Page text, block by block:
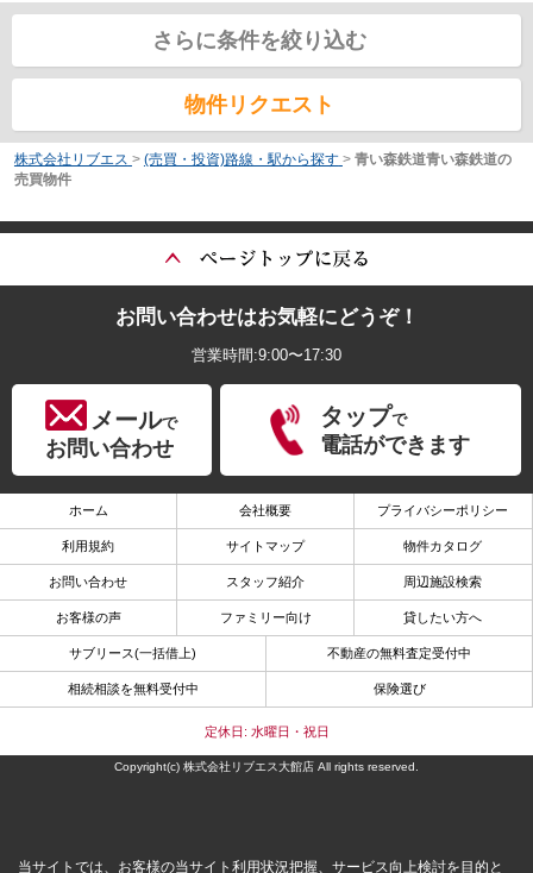
さらに条件を絞り込む
物件リクエスト
株式会社リブエス > (売買・投資)路線・駅から探す > 青い森鉄道青い森鉄道の
売買物件
お問い合わせはお気軽にどうぞ！
営業時間:9:00〜17:30
メールで
お問い合わせ
タップで
電話ができます
ホーム 会社概要 プライバシーポリシー
利用規約 サイトマップ 物件カタログ
お問い合わせ スタッフ紹介 周辺施設検索
お客様の声 ファミリー向け 貸したい方へ
サブリース(一括借上) 不動産の無料査定受付中
相続相談を無料受付中 保険選び
定休日: 水曜日・祝日
Copyright(c) 株式会社リブエス大館店 All rights reserved.
当サイトでは、お客様の当サイト利用状況把握、サービス向上検討を目的と